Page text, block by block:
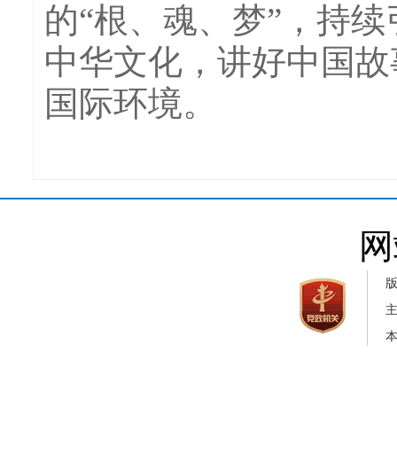
的“根、魂、梦”，持
中华文化，讲好中国
国际环境。